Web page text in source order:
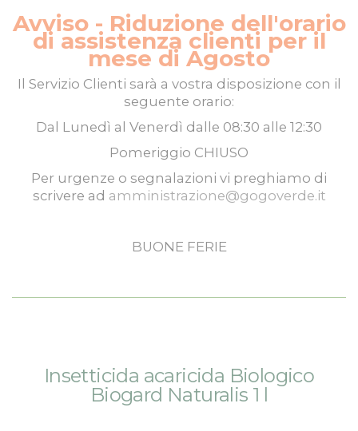
Avviso - Riduzione dell'orario
di assistenza clienti per il
mese di Agosto
Il Servizio Clienti sarà a vostra disposizione con il
seguente orario:
Dal Lunedì al Venerdì dalle 08:30 alle 12:30
Pomeriggio CHIUSO
Per urgenze o segnalazioni vi preghiamo di
scrivere ad amministrazione@gogoverde.it
BUONE FERIE
all'inizioInsetticida acaricida Biologico
Biogard Naturalis 1 l